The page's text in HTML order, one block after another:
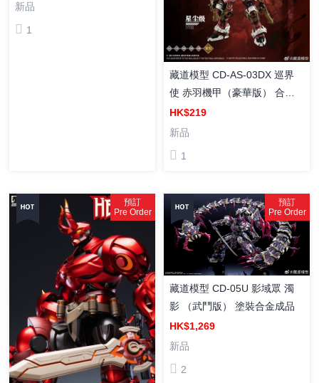
新品
1
藏道模型 CD-AS-03DX 巡界
使 赤羽機甲（豪華版） 合金
骨架 拼裝模型
HK$219
新品
1
預訂
Pre Order
預訂
Pre Order
藏道模型 CD-05U 影域眾 濁
影 （武鬥版） 塗裝合金成品
HK$1,269
新品
2